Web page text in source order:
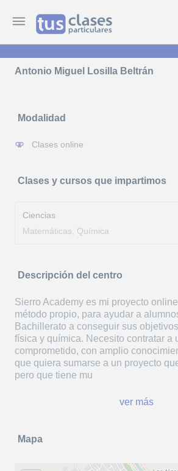
Antonio Miguel Losilla Beltrán
Modalidad
Clases online
Clases y cursos que impartimos
Ciencias
Matemáticas, Química
Descripción del centro
Sierro Academy es mi proyecto
método propio, para ayudar a
Bachillerato a conseguir sus
física y química. Necesito contratar a
comprometido, con amplio
que quiera sumarse a un proyecto
pero que tiene mu
ver más
Mapa